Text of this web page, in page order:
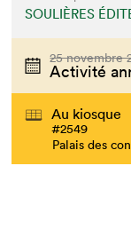
SOULIÈRES
25 novembre
Activité
Au kiosque
#2549
Palais des